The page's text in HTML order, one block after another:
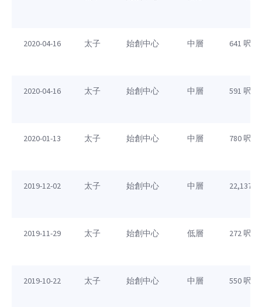
2020-04-16 太子 始創中心 中層 641 呎
2020-04-16 太子 始創中心 中層 591 呎
2020-01-13 太子 始創中心 中層 780 呎
2019-12-02 太子 始創中心 中層 22,137 呎
2019-11-29 太子 始創中心 低層 272 呎
2019-10-22 太子 始創中心 中層 550 呎